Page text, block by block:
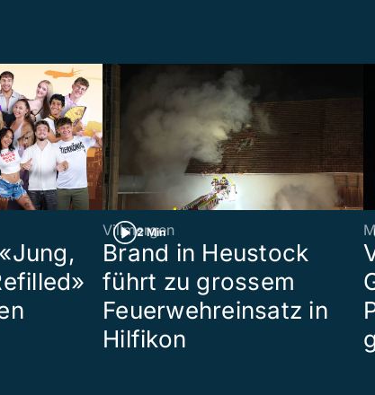
2 Min
Villmergen
Brand in Heustock
führt zu grossem
Feuerwehreinsatz in
Hilfikon